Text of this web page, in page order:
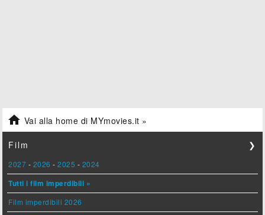
 Vai alla home di MYmovies.it »
Film ❯
2027 - 2026 -2025 - 2024
Tutti i film imperdibili »
Film imperdibili 2026